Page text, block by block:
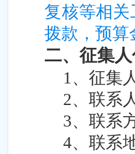
复核等相
拨款，预算
二、征集
1 、征集
2、联系
3、联系
4、联系